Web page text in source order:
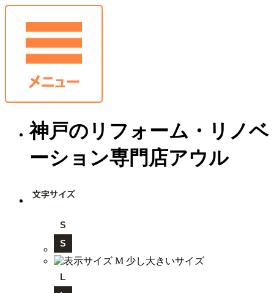
神戸のリフォーム・リノベ
ーション専門店アウル